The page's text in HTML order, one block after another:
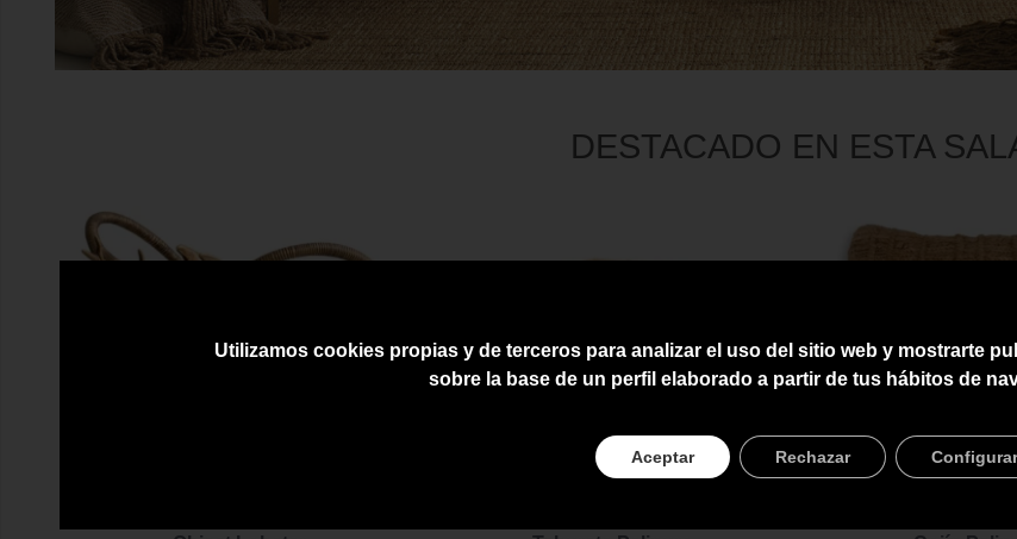
DESTACADO EN ESTA
Utilizamos cookies propias y de terceros para analizar el uso del sitio web y mostrarte
sobre la base de un perfil elaborado a partir de tus hábitos de
Aceptar Rechazar Configurar